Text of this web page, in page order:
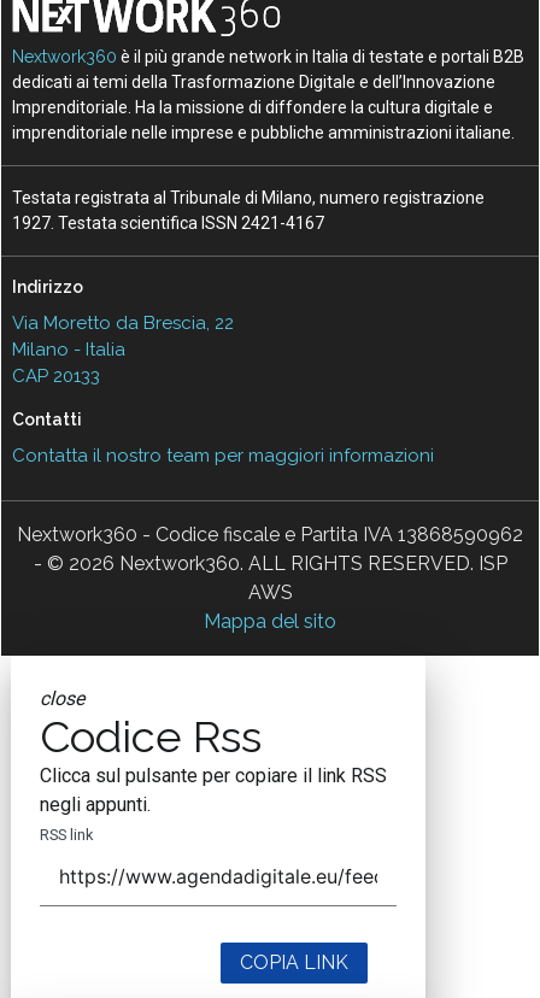
Nextwork360 è il più grande network in Italia di testate e portali B2B
dedicati ai temi della Trasformazione Digitale e dell’Innovazione
Imprenditoriale. Ha la missione di diffondere la cultura digitale e
imprenditoriale nelle imprese e pubbliche amministrazioni italiane.
Testata registrata al Tribunale di Milano, numero registrazione
1927. Testata scientifica ISSN 2421-4167
Indirizzo
Via Moretto da Brescia, 22
Milano - Italia
CAP 20133
Contatti
Contatta il nostro team per maggiori informazioni
Nextwork360 - Codice fiscale e Partita IVA 13868590962
- © 2026 Nextwork360. ALL RIGHTS RESERVED. ISP
AWS
Mappa del sito
close
Codice Rss
Clicca sul pulsante per copiare il link RSS
negli appunti.
RSS link
COPIA LINK